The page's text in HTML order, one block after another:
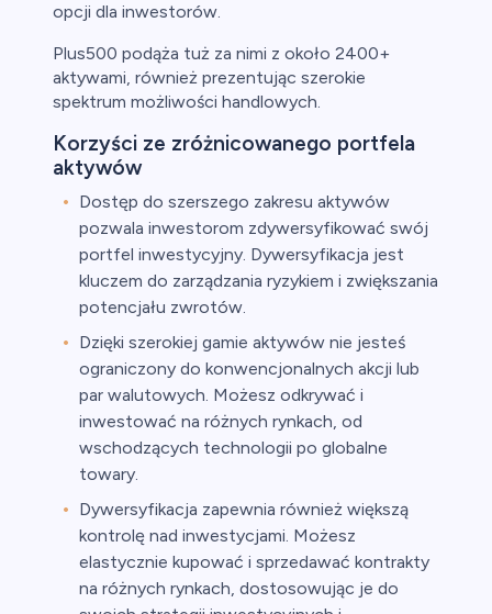
opcji dla inwestorów.
Plus500 podąża tuż za nimi z około 2400+
aktywami, również prezentując szerokie
spektrum możliwości handlowych.
Korzyści ze zróżnicowanego portfela
aktywów
Dostęp do szerszego zakresu aktywów
pozwala inwestorom zdywersyfikować swój
portfel inwestycyjny. Dywersyfikacja jest
kluczem do zarządzania ryzykiem i zwiększania
potencjału zwrotów.
Dzięki szerokiej gamie aktywów nie jesteś
ograniczony do konwencjonalnych akcji lub
par walutowych. Możesz odkrywać i
inwestować na różnych rynkach, od
wschodzących technologii po globalne
towary.
Dywersyfikacja zapewnia również większą
kontrolę nad inwestycjami. Możesz
elastycznie kupować i sprzedawać kontrakty
na różnych rynkach, dostosowując je do